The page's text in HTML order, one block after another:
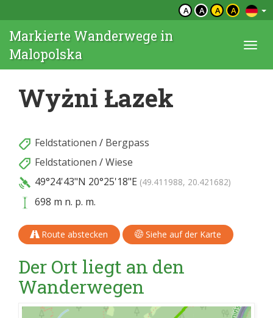
A A A A
Markierte Wanderwege in
Malopolska
Wyżni Łazek
Feldstationen / Bergpass
Feldstationen /Wiese
49°24'43"N 20°25'18"E (49.411988, 20.421682)
698 m n. p. m.
Route abstecken Siehe auf der Karte
Der Ort liegt an den
Wanderwegen